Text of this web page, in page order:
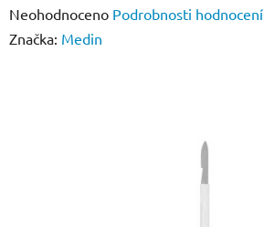
Průměrné
hodnocení
Neohodnoceno Podrobnosti hodnocení
Značka: Medin